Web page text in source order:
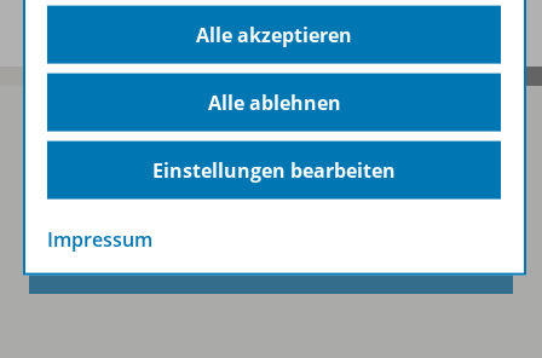
Sofort profitieren
Alle akzeptieren
Alle ablehnen
Einstellungen bearbeiten
Impressum